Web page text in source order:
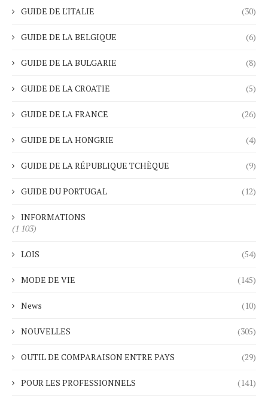
GUIDE DE L'ITALIE (30)
GUIDE DE LA BELGIQUE (6)
GUIDE DE LA BULGARIE (8)
GUIDE DE LA CROATIE (5)
GUIDE DE LA FRANCE (26)
GUIDE DE LA HONGRIE (4)
GUIDE DE LA RÉPUBLIQUE TCHÈQUE (9)
GUIDE DU PORTUGAL (12)
INFORMATIONS
(1 103)
LOIS (54)
MODE DE VIE (145)
News (10)
NOUVELLES (305)
OUTIL DE COMPARAISON ENTRE PAYS (29)
POUR LES PROFESSIONNELS (141)